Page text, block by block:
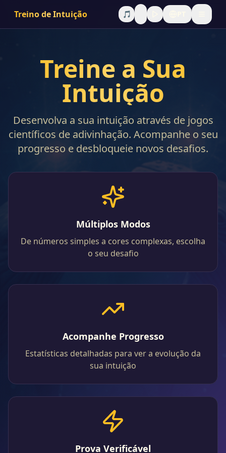
Treino de Intuição 🎵
Treine a Sua
Intuição
Desenvolva a sua intuição através de jogos
científicos de adivinhação. Acompanhe o seu
progresso e desbloqueie novos desafios.
Múltiplos Modos
De números simples a cores complexas, escolha
o seu desafio
Acompanhe Progresso
Estatísticas detalhadas para ver a evolução da
sua intuição
Prova Verificável